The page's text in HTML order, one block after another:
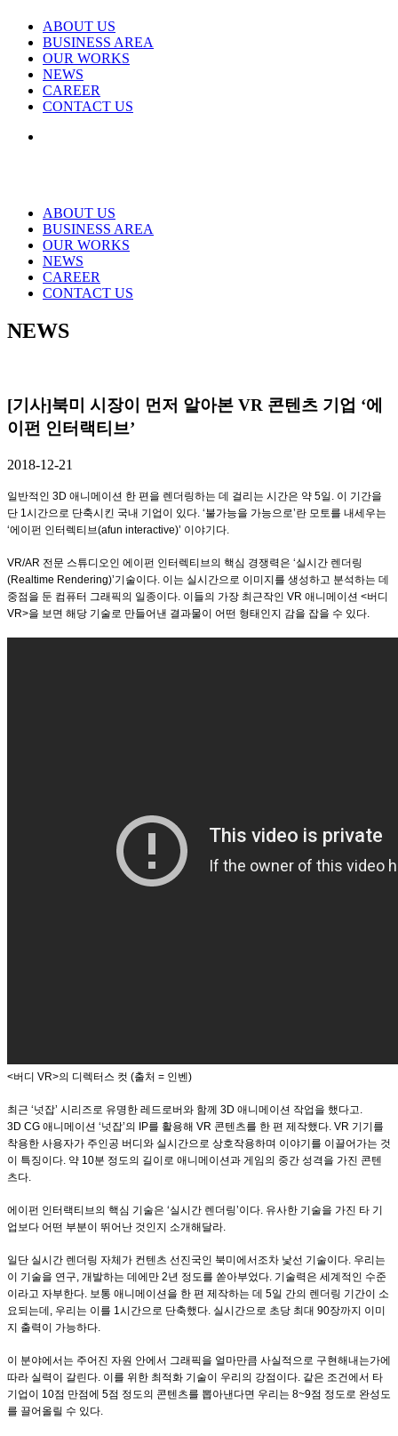
ABOUT US
BUSINESS AREA
OUR WORKS
NEWS
CAREER
CONTACT US
ABOUT US
BUSINESS AREA
OUR WORKS
NEWS
CAREER
CONTACT US
NEWS
[기사]북미 시장이 먼저 알아본 VR 콘텐츠 기업 ‘에
이펀 인터랙티브’
2018-12-21
일반적인 3D 애니메이션 한 편을 렌더링하는 데 걸리는 시간은 약 5일. 이 기간을
단 1시간으로 단축시킨 국내 기업이 있다. ‘불가능을 가능으로’란 모토를 내세우는
‘에이펀 인터렉티브(afun interactive)’ 이야기다.
VR/AR 전문 스튜디오인 에이펀 인터렉티브의 핵심 경쟁력은 ‘실시간 렌더링
(Realtime Rendering)’기술이다. 이는 실시간으로 이미지를 생성하고 분석하는 데
중점을 둔 컴퓨터 그래픽의 일종이다. 이들의 가장 최근작인 VR 애니메이션 <버디
VR>을 보면 해당 기술로 만들어낸 결과물이 어떤 형태인지 감을 잡을 수 있다.
<버디 VR>의 디렉터스 컷 (출처 = 인벤)
최근 ‘넛잡’ 시리즈로 유명한 레드로버와 함께 3D 애니메이션 작업을 했다고.
3D CG 애니메이션 ‘넛잡’의 IP를 활용해 VR 콘텐츠를 한 편 제작했다. VR 기기를
착용한 사용자가 주인공 버디와 실시간으로 상호작용하며 이야기를 이끌어가는 것
이 특징이다. 약 10분 정도의 길이로 애니메이션과 게임의 중간 성격을 가진 콘텐
츠다.
에이펀 인터랙티브의 핵심 기술은 ‘실시간 렌더링’이다. 유사한 기술을 가진 타 기
업보다 어떤 부분이 뛰어난 것인지 소개해달라.
일단 실시간 렌더링 자체가 컨텐츠 선진국인 북미에서조차 낯선 기술이다. 우리는
이 기술을 연구, 개발하는 데에만 2년 정도를 쏟아부었다. 기술력은 세계적인 수준
이라고 자부한다. 보통 애니메이션을 한 편 제작하는 데 5일 간의 렌더링 기간이 소
요되는데, 우리는 이를 1시간으로 단축했다. 실시간으로 초당 최대 90장까지 이미
지 출력이 가능하다.
이 분야에서는 주어진 자원 안에서 그래픽을 얼마만큼 사실적으로 구현해내는가에
따라 실력이 갈린다. 이를 위한 최적화 기술이 우리의 강점이다. 같은 조건에서 타
기업이 10점 만점에 5점 정도의 콘텐츠를 뽑아낸다면 우리는 8~9점 정도로 완성도
를 끌어올릴 수 있다.